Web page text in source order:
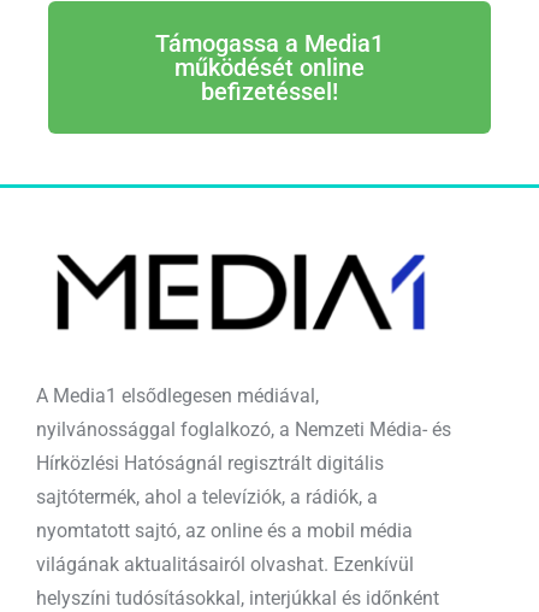
Támogassa a Media1
működését online
befizetéssel!
A Media1 elsődlegesen médiával,
nyilvánossággal foglalkozó, a Nemzeti Média- és
Hírközlési Hatóságnál regisztrált digitális
sajtótermék, ahol a televíziók, a rádiók, a
nyomtatott sajtó, az online és a mobil média
világának aktualitásairól olvashat. Ezenkívül
helyszíni tudósításokkal, interjúkkal és időnként